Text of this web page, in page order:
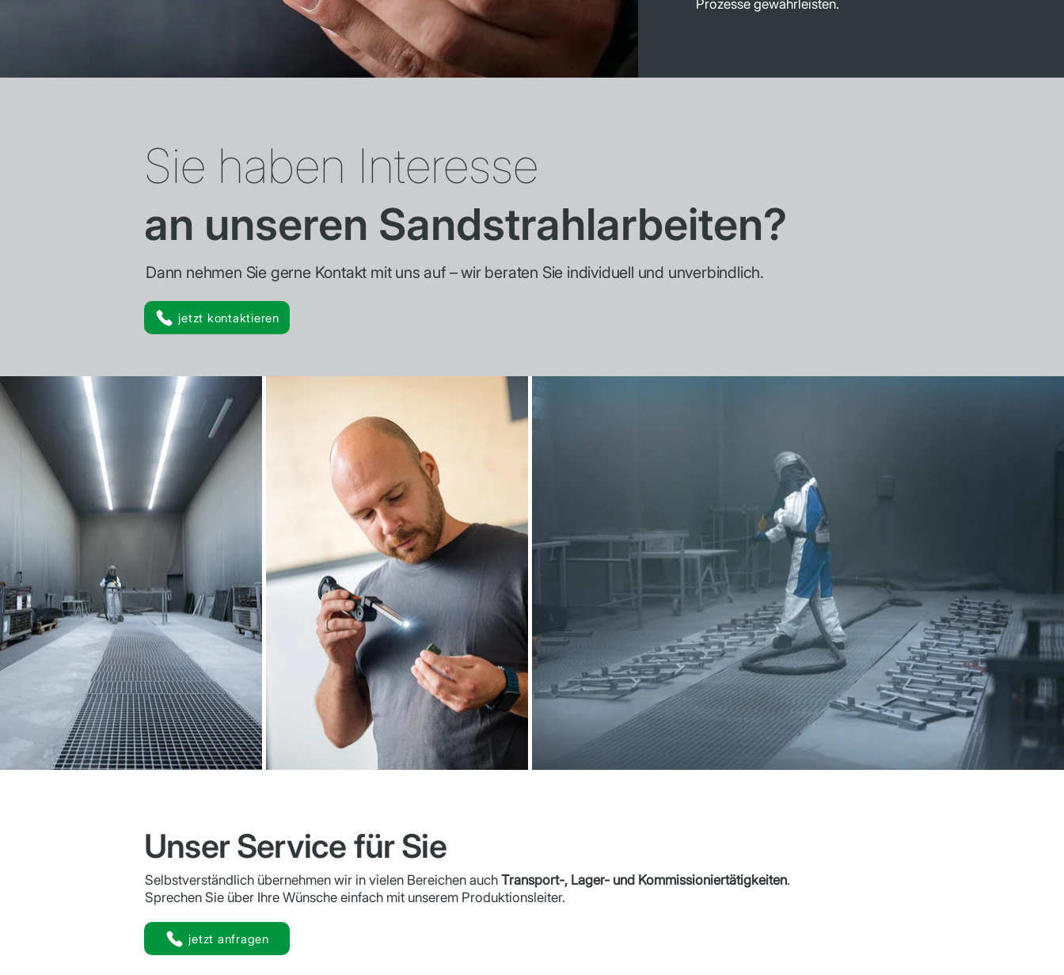
Prozesse gewährleisten.
Sie haben Interesse
an unseren Sandstrahlarbeiten?
Dann nehmen Sie gerne Kontakt mit uns auf – wir beraten Sie individuell und unverbindlich.
jetzt kontaktieren
Unser Service für Sie
Selbstverständlich übernehmen wir in vielen Bereichen auch Transport-, Lager- und Kommissioniertätigkeiten.
Sprechen Sie über Ihre Wünsche einfach mit unserem Produktionsleiter.
jetzt anfragen